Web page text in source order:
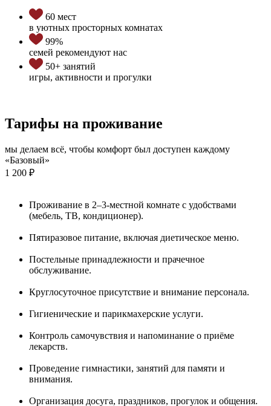
60 мест
в уютных просторных комнатах
99%
семей рекомендуют нас
50+ занятий
игры, активности и прогулки
Тарифы на проживание
мы делаем всё, чтобы комфорт был доступен каждому
«Базовый»
1 200 ₽
Проживание в 2–3-местной комнате с удобствами
(мебель, ТВ, кондиционер).
Пятиразовое питание, включая диетическое меню.
Постельные принадлежности и прачечное
обслуживание.
Круглосуточное присутствие и внимание персонала.
Гигиенические и парикмахерские услуги.
Контроль самочувствия и напоминание о приёме
лекарств.
Проведение гимнастики, занятий для памяти и
внимания.
Организация досуга, праздников, прогулок и общения.